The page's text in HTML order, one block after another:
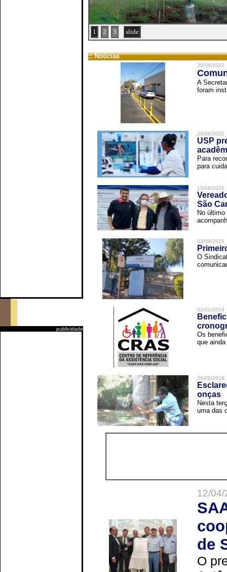
publicidade
1 2 3 slide
:: Notícias
30/06/2022
A
foram
20/06/2022
USP
Para
para
13/06/2022
São
No
03/09/2021
O
02/01/2019
Os
que
20/06/2018
onças
Nesta
uma das
12/
de
O